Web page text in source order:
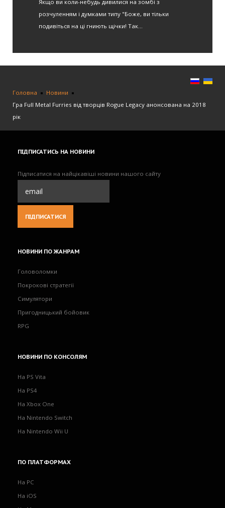
Якщо ви коли-небудь дивилися на зомбі з
розчуленням і думками типу "Боже, ви тільки
подивіться на ці гниють щічки! Так...
Головна
Новини
Гра Full Metal Furries від творців Rogue Legacy анонсована на 2018
рік
ПІДПИСАТИСЬ НА НОВИНИ
Підписатися на найцікавіші новини нашого сайту
НОВИНИ ПО ЖАНРАМ
Головоломки
Покрокові стратегії
Симулятори
Пригодницький бойовик
RPG
НОВИНИ ПО КОНСОЛЯМ
На PS Vita
На PS4
На Xbox One
На Nintendo Switch
На Nintendo Wii U
ПО ПЛАТФОРМАХ
На PC
На iOS